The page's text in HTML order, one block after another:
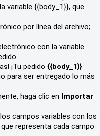
variable {{body_1}}, que
por línea del archivo;
con la variable
¡Tu pedido {{body_1}}
para ser entregado lo más
haga clic en Importar
campos variables con los
representa cada campo